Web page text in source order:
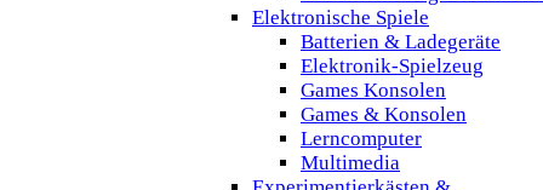
Elektronische Spiele
Batterien & Ladegeräte
Elektronik-Spielzeug
Games Konsolen
Games & Konsolen
Lerncomputer
Multimedia